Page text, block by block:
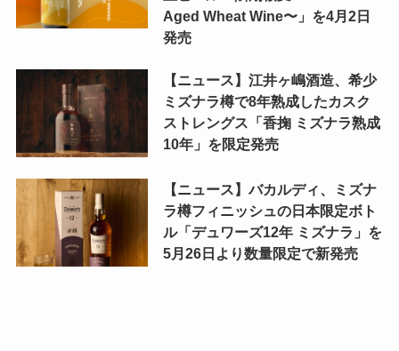
Aged Wheat Wine〜」を4月2日
発売
【ニュース】江井ヶ嶋酒造、希少
ミズナラ樽で8年熟成したカスク
ストレングス「香掬 ミズナラ熟成
10年」を限定発売
【ニュース】バカルディ、ミズナ
ラ樽フィニッシュの日本限定ボト
ル「デュワーズ12年 ミズナラ」を
5月26日より数量限定で新発売